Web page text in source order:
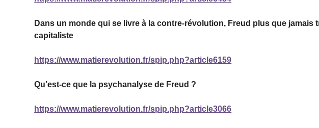
Dans un monde qui se livre à la contre-révolution, Freud plus que
capitaliste
https://www.matierevolution.fr/spip.php?article6159
Qu’est-ce que la psychanalyse de Freud ?
https://www.matierevolution.fr/spip.php?article3066